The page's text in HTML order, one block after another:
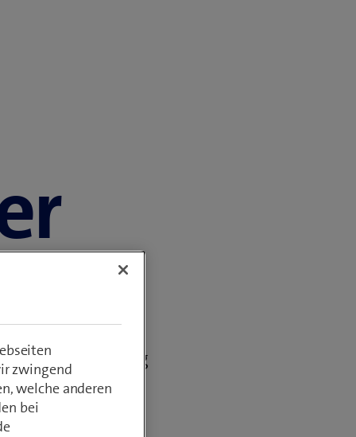
und
Bei Verwendung
zwingend
welche anderen
bei